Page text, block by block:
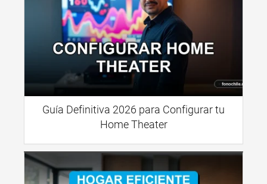
Guía Definitiva 2026 para Configurar tu
Home Theater